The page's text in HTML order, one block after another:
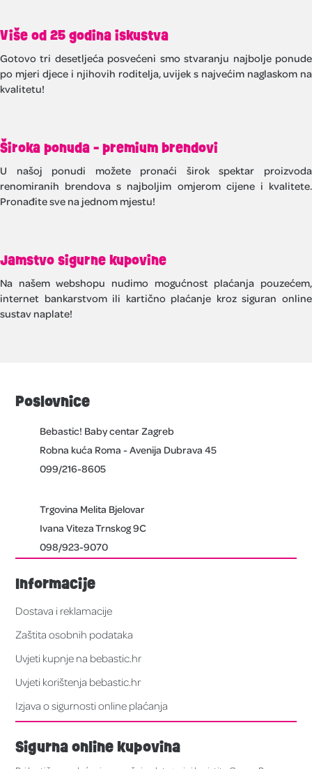
Više od 25 godina iskustva
Gotovo tri desetljeća posvećeni smo stvaranju najbolje ponude
po mjeri djece i njihovih roditelja, uvijek s najvećim naglaskom na
kvalitetu!
Široka ponuda - premium brendovi
U našoj ponudi možete pronaći širok spektar proizvoda
renomiranih brendova s najboljim omjerom cijene i kvalitete.
Pronađite sve na jednom mjestu!
Jamstvo sigurne kupovine
Na našem webshopu nudimo mogućnost plaćanja pouzećem,
internet bankarstvom ili kartično plaćanje kroz siguran online
sustav naplate!
Poslovnice
Bebastic! Baby centar Zagreb
Robna kuća Roma - Avenija Dubrava 45
099/216-8605
Trgovina Melita Bjelovar
Ivana Viteza Trnskog 9C
098/923-9070
Informacije
Dostava i reklamacije
Zaštita osobnih podataka
Uvjeti kupnje na bebastic.hr
Uvjeti korištenja bebastic.hr
Izjava o sigurnosti online plaćanja
Sigurna online kupovina